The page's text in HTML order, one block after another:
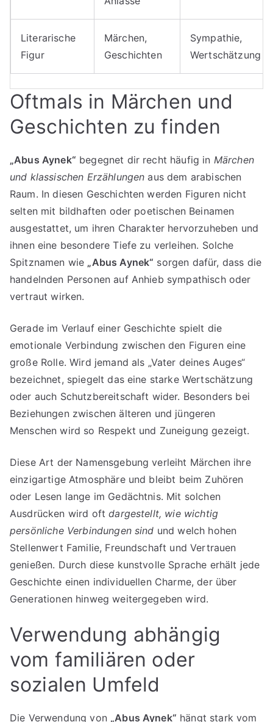
Literarische
Figur
Märchen,
Geschichten
Sympathie,
Wertschätzung
Oftmals in Märchen und
Geschichten zu finden
„Abus Aynek“ begegnet dir recht häufig in Märchen
und klassischen Erzählungen aus dem arabischen
Raum. In diesen Geschichten werden Figuren nicht
selten mit bildhaften oder poetischen Beinamen
ausgestattet, um ihren Charakter hervorzuheben und
ihnen eine besondere Tiefe zu verleihen. Solche
Spitznamen wie „Abus Aynek“ sorgen dafür, dass die
handelnden Personen auf Anhieb sympathisch oder
vertraut wirken.
Gerade im Verlauf einer Geschichte spielt die
emotionale Verbindung zwischen den Figuren eine
große Rolle. Wird jemand als „Vater deines Auges“
bezeichnet, spiegelt das eine starke Wertschätzung
oder auch Schutzbereitschaft wider. Besonders bei
Beziehungen zwischen älteren und jüngeren
Menschen wird so Respekt und Zuneigung gezeigt.
Diese Art der Namensgebung verleiht Märchen ihre
einzigartige Atmosphäre und bleibt beim Zuhören
oder Lesen lange im Gedächtnis. Mit solchen
Ausdrücken wird oftdargestellt, wie wichtig
persönliche Verbindungen sind und welch hohen
Stellenwert Familie, Freundschaft und Vertrauen
genießen. Durch diese kunstvolle Sprache erhält jede
Geschichte einen individuellen Charme, der über
Generationen hinweg weitergegeben wird.
Verwendung abhängig
vom familiären oder
sozialen Umfeld
Die Verwendung von „Abus Aynek“ hängt stark vom